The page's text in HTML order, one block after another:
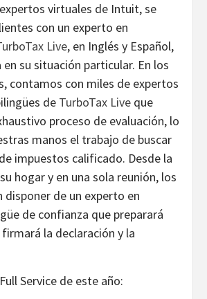
virtuales de Intuit, se
con un experto en
Live, en Inglés y Español,
en su situación particular. En los
contamos con miles de expertos
de TurboTax Live que
proceso de evaluación, lo
manos el trabajo de buscar
impuestos calificado. Desde la
hogar y en una sola reunión, los
disponer de un experto en
de confianza que preparará
la declaración y la
Service de este año: